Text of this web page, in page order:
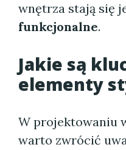
wnętrza stają się
funkcjonalne.
Jakie są
elementy
W projektowaniu
warto zwrócić